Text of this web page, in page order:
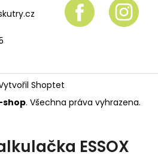
Shoptet
shop. Všechna práva vyhrazena.
ESSOX